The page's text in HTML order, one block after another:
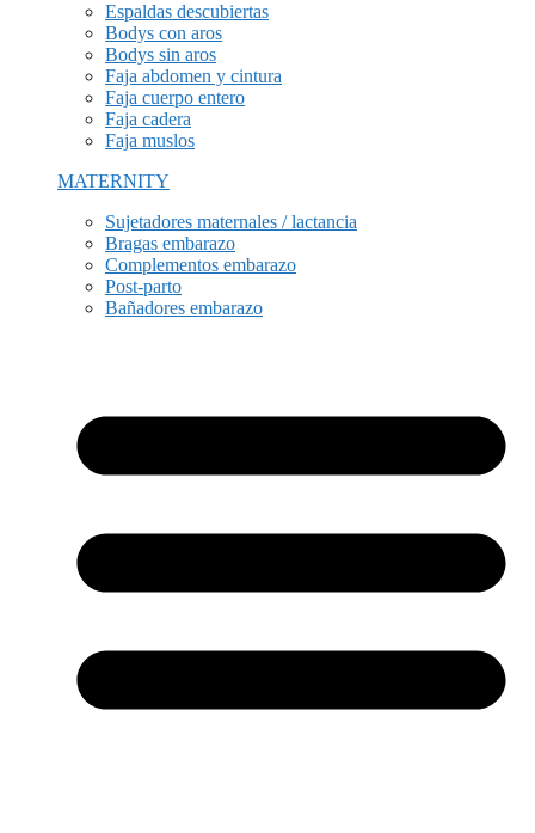
Espaldas descubiertas
Bodys con aros
Bodys sin aros
Faja abdomen y cintura
Faja cuerpo entero
Faja cadera
Faja muslos
MATERNITY
Sujetadores maternales / lactancia
Bragas embarazo
Complementos embarazo
Post-parto
Bañadores embarazo